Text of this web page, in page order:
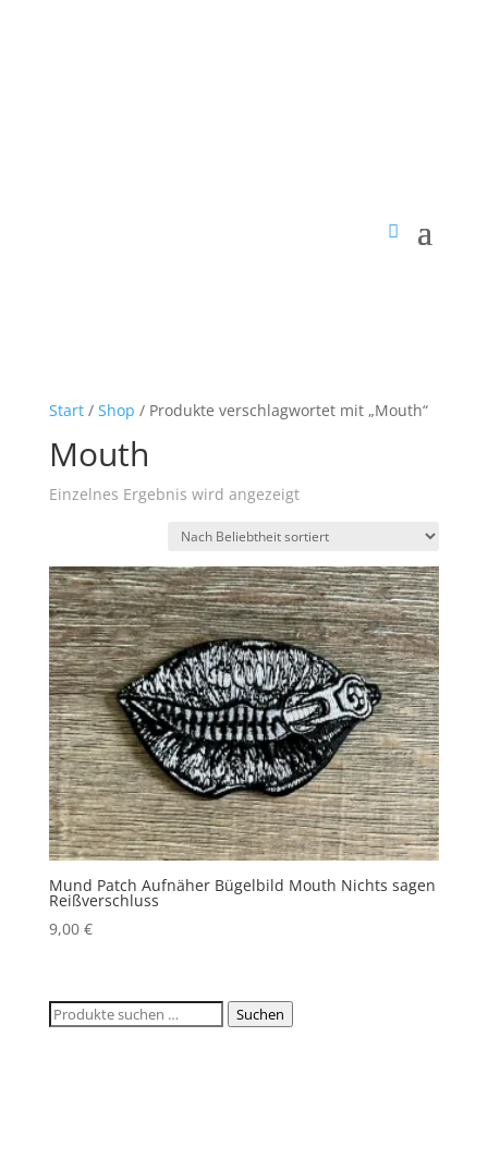
Start/ Shop / Produkte verschlagwortet mit „Mouth“
Mouth
Einzelnes Ergebnis wird angezeigt
Mund Patch Aufnäher Bügelbild Mouth Nichts sagen
Reißverschluss
9,00 €
Suchen
Suchen